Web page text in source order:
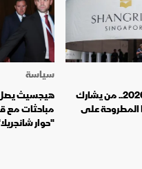
حوار شانجريلا 2026.. من يشارك
المطروحة على
سياسة
هيجسيث يصل
مباحثات مع
"حوار